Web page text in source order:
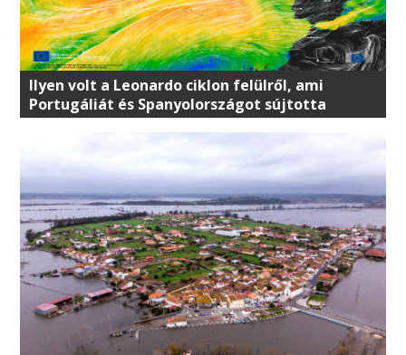
Ilyen volt a Leonardo ciklon felülről, ami
Portugáliát és Spanyolországot sújtotta